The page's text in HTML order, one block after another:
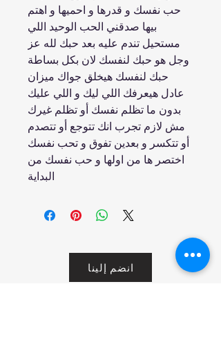
حب نفسك و قدرها و احميها و اهتم
بيها صدقني الحب الوحيد اللي
مستحيل تندم عليه بعد حبك لله عز
وجل هو حبك لنفسك لان بكل بساطة
حبك لنفسك هيخلق جواك ميزان
عادل هيعرفك اللي ليك و اللي عليك
بدون ما تظلم نفسك أو تظلم غيرك
مش لازم تجرب انك تتوجع أو تتصدم
أو تتكسر و بعدين تفوق و تحب نفسك
اختصر ها من اولها و حب نفسك من
البداية
انضم إلينا